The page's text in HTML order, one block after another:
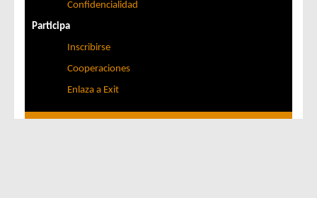
Confidencialidad
Participa
Inscribirse
Cooperaciones
Enlaza a Exit